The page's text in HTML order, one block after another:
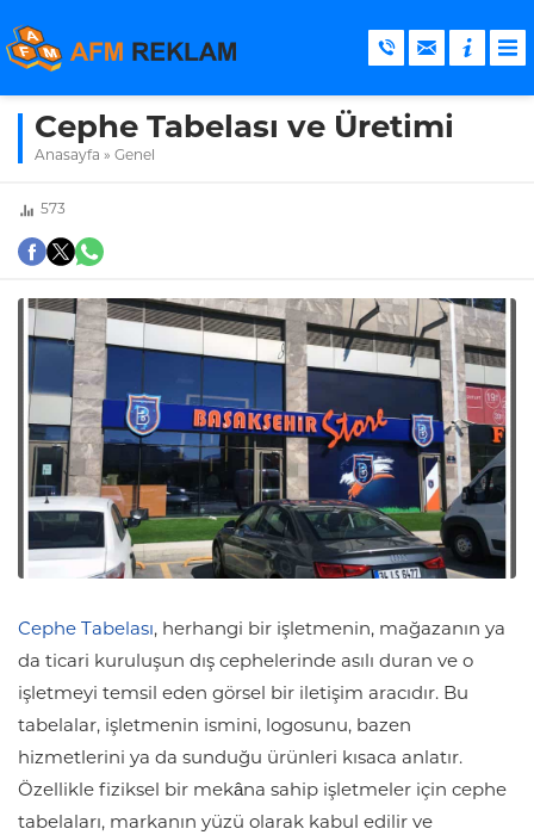
Cephe Tabelası ve Üretimi
Anasayfa » Genel
573
Cephe Tabelası, herhangi bir işletmenin, mağazanın ya
da ticari kuruluşun dış cephelerinde asılı duran ve o
işletmeyi temsil eden görsel bir iletişim aracıdır. Bu
tabelalar, işletmenin ismini, logosunu, bazen
hizmetlerini ya da sunduğu ürünleri kısaca anlatır.
Özellikle fiziksel bir mekâna sahip işletmeler için cephe
tabelaları, markanın yüzü olarak kabul edilir ve